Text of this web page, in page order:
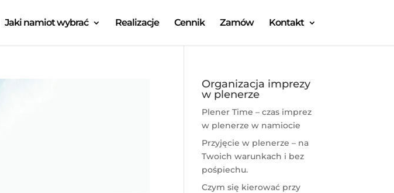
Jaki namiot wybrać Realizacje Cennik Zamów Kontakt
Organizacja imprezy
w plenerze
Plener Time – czas imprez
w plenerze w namiocie
Przyjęcie w plenerze – na
Twoich warunkach i bez
pośpiechu.
Czym się kierować przy